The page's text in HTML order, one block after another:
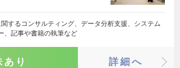
するコンサルティング、データ分析支援、システム
、記事や書籍の執筆など
あり 詳細へ